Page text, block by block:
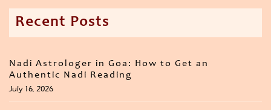
Recent Posts
Nadi Astrologer in Goa: How to Get an
Authentic Nadi Reading
July 16, 2026